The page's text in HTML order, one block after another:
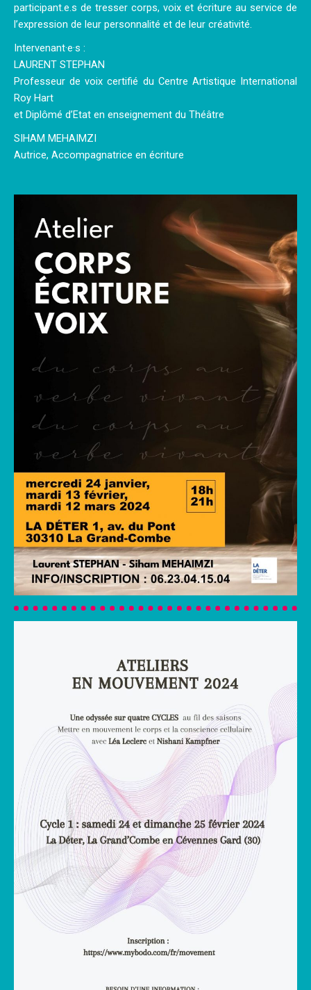
participant.e.s de tresser corps, voix et écriture au service de
l’expression de leur personnalité et de leur créativité.
Intervenant·e·s :
LAURENT STEPHAN
Professeur de voix certifié du Centre Artistique International
Roy Hart
et Diplômé d’Etat en enseignement du Théâtre
SIHAM MEHAIMZI
Autrice, Accompagnatrice en écriture